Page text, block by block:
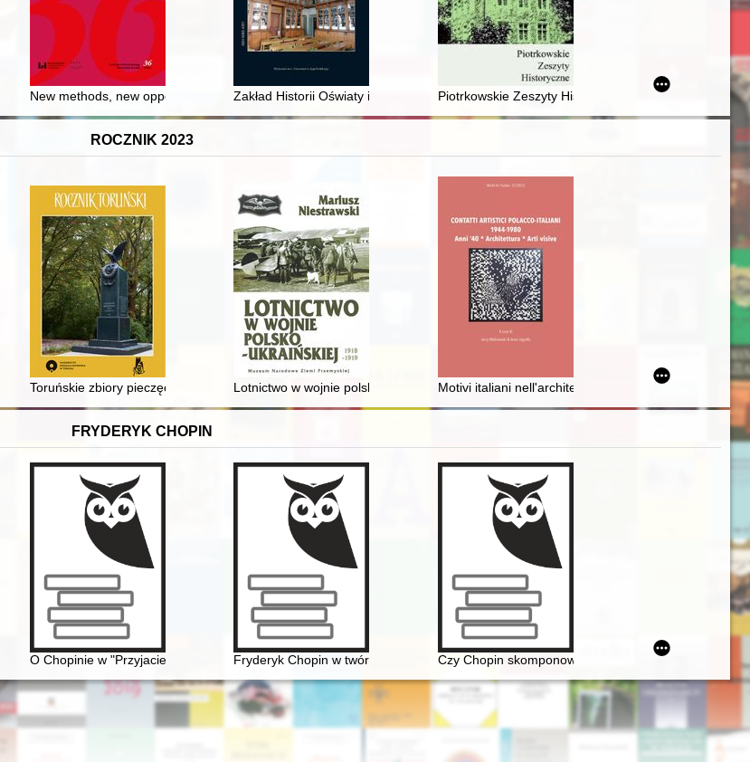
w Polsce za panowania ostatnich dwóch Jagiellonów
New methods, new opportunities : recent advances in archaeological science and their application in arms and armour
Zakład Historii Oświaty i Kultury Uniwersytetu Jagiellońskiego - wobec wyzwań nauki na
Piotrkowskie Zeszyty Historyczne. T. 22, z. 1 (2021)
ROCZNIK 2023
Warszawy (tzw. Archiwum Ringelbluma)
w Bośni i Hercegowinie w latach 1878-1918 - recenzja]
Toruńskie zbiory pieczęci" - sprawozdanie z konferencji online 18 listopada 2020 r
Lotnictwo w wojnie polsko-ukraińskiej 1918-1919Motivi italiani nell'architettura del realismo socialista
FRYDERYK CHOPIN
O Chopinie w "Przyjacielu Ludu" (1836)Fryderyk Chopin w twórczości Jarosława Iwaszkiewicza (w roku Chopina - 2010 - w
Czy Chopin skomponował etiudę rewolucyjną?